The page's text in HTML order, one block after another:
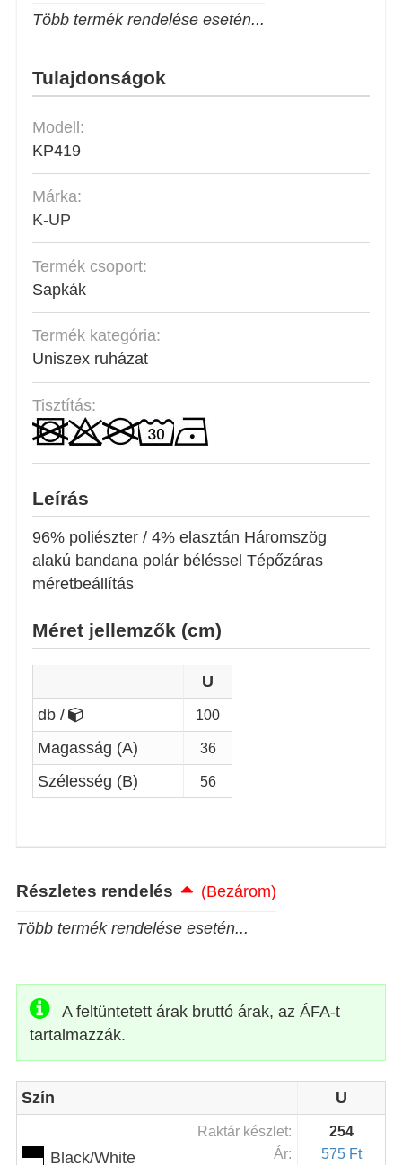
Több termék rendelése esetén...
Tulajdonságok
Modell:
KP419
Márka:
K-UP
Termék csoport:
Sapkák
Termék kategória:
Uniszex ruházat
Tisztítás:
Leírás
96% poliészter / 4% elasztán Háromszög
alakú bandana polár béléssel Tépőzáras
méretbeállítás
Méret jellemzők (cm)
U
db /
100
Magasság (A) 36
Szélesség (B) 56
Részletes rendelés
(Bezárom)
Több termék rendelése esetén...
A feltüntetett árak bruttó árak, az ÁFA-t
tartalmazzák.
Szín U
Black/White
Raktár készlet:
Ár:
254
575 Ft